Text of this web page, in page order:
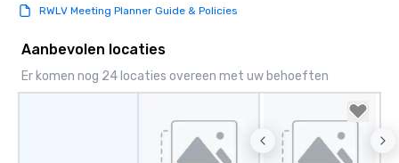
RWLV Meeting Planner Guide & Policies
Aanbevolen locaties
Er komen nog 24 locaties overeen met uw behoeften